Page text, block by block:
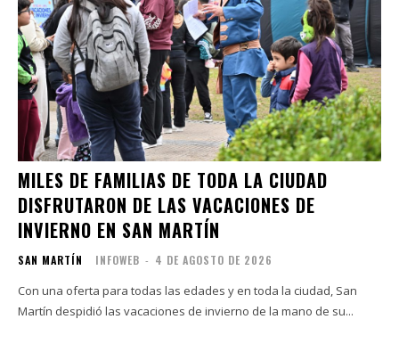
MILES DE FAMILIAS DE TODA LA CIUDAD
DISFRUTARON DE LAS VACACIONES DE
INVIERNO EN SAN MARTÍN
SAN MARTÍN INFOWEB - 4 DE AGOSTO DE 2026
Con una oferta para todas las edades y en toda la ciudad, San
Martín despidió las vacaciones de invierno de la mano de su...